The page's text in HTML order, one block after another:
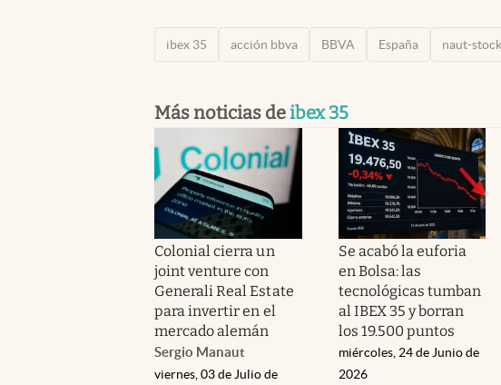
ibex 35 acción bbva BBVA España naut-
Más noticias deibex 35
Colonial cierra un
joint venture con
Generali Real Estate
para invertir en el
mercado alemán
Sergio Manaut
viernes, 03 de Julio de
Se acabó la euforia
en Bolsa: las
tecnológicas tumban
al IBEX 35 y borran
los 19.500 puntos
miércoles, 24 de Junio de
2026